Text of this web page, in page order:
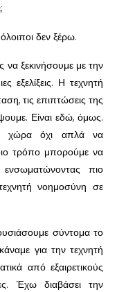
δεν ξέρω.
να ξεκινήσουμε με την
εξελίξεις. Η τεχνητή
τις επιπτώσεις της
Είναι εδώ, όμως.
χώρα όχι απλά να
τρόπο μπορούμε να
πιο
νοημοσύνη σε
σύντομα το
για την τεχνητή
από εξαιρετικούς
Έχω διαβάσει την